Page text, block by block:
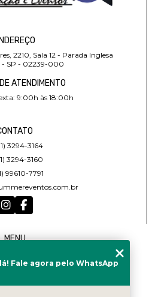
2210, Sala 12 - Parada Inglesa
- SP - 02239-000
ATENDIMENTO
9:00h às 18:00h
3294-3164
3294-3160
99610-7791
MENU
SOMOS
Fale agora pelo WhatsApp